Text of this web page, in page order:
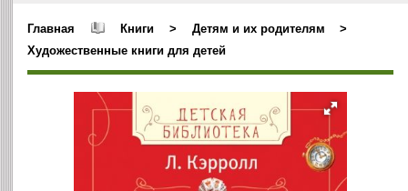
Главная Книги > Детям и их родителям
>
Художественные книги для детей